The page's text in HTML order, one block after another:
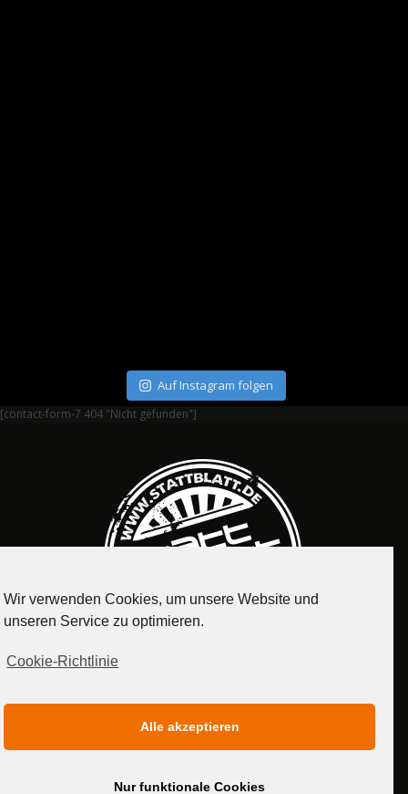
Auf Instagram folgen
[contact-form-7 404 "Nicht gefunden"]
MEDIADATEN
Wir verwenden Cookies, um unsere Website und
unseren Service zu optimieren.
Cookie-Richtlinie
Alle akzeptieren
Nur funktionale Cookies